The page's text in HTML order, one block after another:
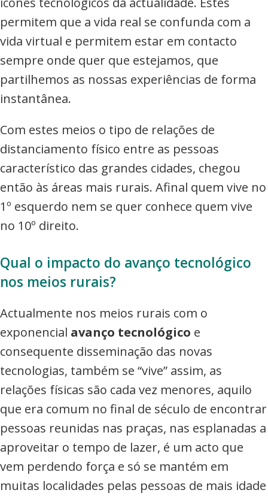
permitem que a vida real se confunda com a
vida virtual e permitem estar em contacto
sempre onde quer que estejamos, que
partilhemos as nossas experiências de forma
instantânea.
Com estes meios o tipo de relações de
distanciamento físico entre as pessoas
característico das grandes cidades, chegou
então às áreas mais rurais. Afinal quem vive no
1º esquerdo nem se quer conhece quem vive
no 10º direito.
Qual o impacto do avanço tecnológico
nos meios rurais?
Actualmente nos meios rurais com o
exponencial avanço tecnológico e
consequente disseminação das novas
tecnologias, também se “vive” assim, as
relações físicas são cada vez menores, aquilo
que era comum no final de século de encontrar
pessoas reunidas nas praças, nas esplanadas a
aproveitar o tempo de lazer, é um acto que
vem perdendo força e só se mantém em
muitas localidades pelas pessoas de mais idade